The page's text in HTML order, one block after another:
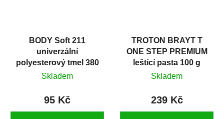
BODY Soft 211
univerzální
polyesterový tmel 380
g
Skladem
95 Kč
TROTON BRAYT T
ONE STEP PREMIUM
leštící pasta 100 g
Skladem
239 Kč